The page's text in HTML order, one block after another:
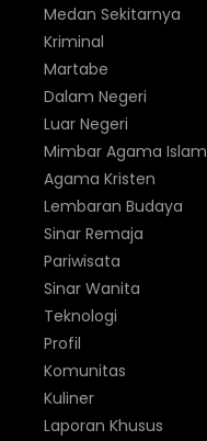
Medan Sekitarnya
Kriminal
Martabe
Dalam Negeri
Luar Negeri
Mimbar Agama Islam
Agama Kristen
Lembaran Budaya
Sinar Remaja
Pariwisata
Sinar Wanita
Teknologi
Profil
Komunitas
Kuliner
Laporan Khusus